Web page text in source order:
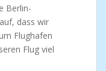
Berlin-
dass wir
Flughafen
Flug viel